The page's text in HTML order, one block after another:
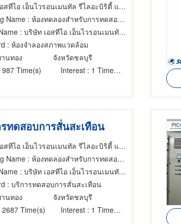
บริษัท เอสทีไอ เอ็นไวรอนเมนทัล รีไลอะบิริตี้ แลบบอราทอรี่ จำกัด
Name : ห้องทดลองสำหรับการทดสอบ,งานทางอุตสาหกรรมทดสอบ
: บริษัท เอสทีไอ เอ็นไวรอนเมนทัล รีไลอะบิริตี้ แลบบอราทอรี่ จำกัด
: ห้องจำลองสภาพแวดล้อม
นทอง
จังหวัดชลบุรี
987 Time(s) Interest : 1 Time(s)
ทดสอบการสั่นสะเทือน
บริษัท เอสทีไอ เอ็นไวรอนเมนทัล รีไลอะบิริตี้ แลบบอราทอรี่ จำกัด
Name : ห้องทดลองสำหรับการทดสอบ,งานทางอุตสาหกรรมทดสอบ,เครื่องมือทดสอบและตรวจสอบ
: บริษัท เอสทีไอ เอ็นไวรอนเมนทัล รีไลอะบิริตี้ แลบบอราทอรี่ จำกัด
: บริการทดสอบการสั่นสะเทือน
นทอง
จังหวัดชลบุรี
2687 Time(s) Interest : 1 Time(s)